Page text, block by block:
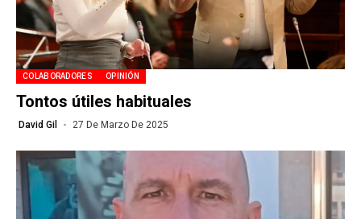
COLABORADORES OPINIÓN
Tontos útiles habituales
David Gil 27 De Marzo De 2025